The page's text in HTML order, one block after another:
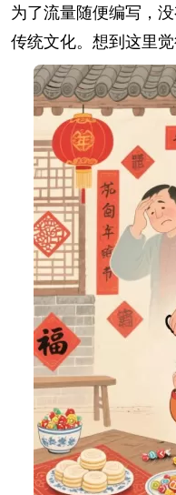
为了流量随便编写，
传统文化。想到这里